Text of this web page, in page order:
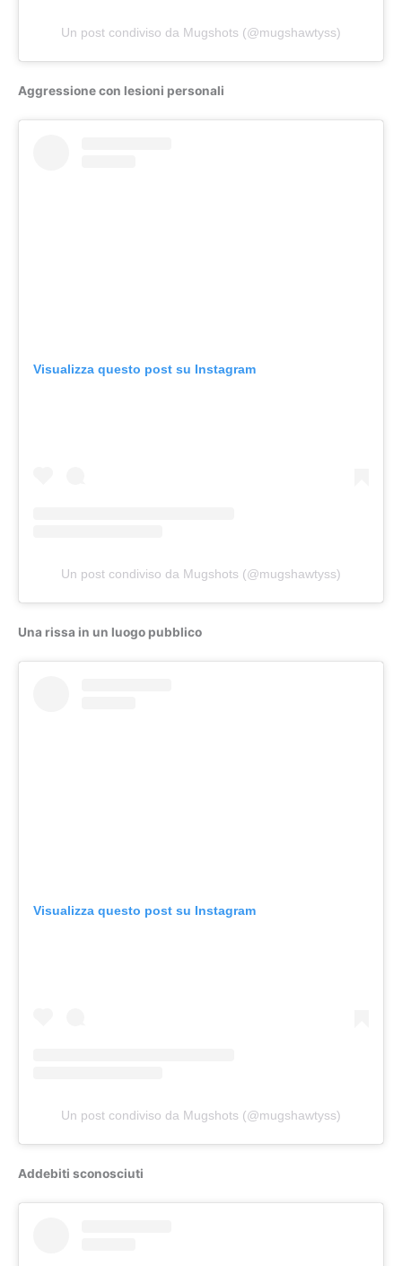
Un post condiviso da Mugshots (@mugshawtyss)
Aggressione con lesioni personali
Visualizza questo post su Instagram
Un post condiviso da Mugshots (@mugshawtyss)
Una rissa in un luogo pubblico
Visualizza questo post su Instagram
Un post condiviso da Mugshots (@mugshawtyss)
Addebiti sconosciuti